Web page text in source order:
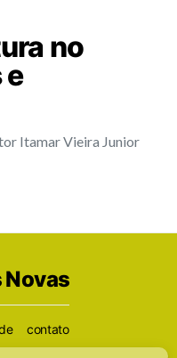
no
e
Itamar Vieira Junior
Novas
contato